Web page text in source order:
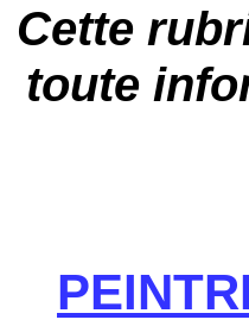
Cette
toute